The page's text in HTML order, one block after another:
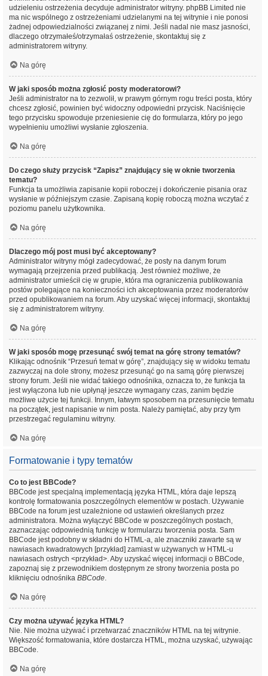
udzieleniu ostrzeżenia decyduje administrator witryny. phpBB Limited nie
ma nic wspólnego z ostrzeżeniami udzielanymi na tej witrynie i nie ponosi
żadnej odpowiedzialności związanej z nimi. Jeśli nadal nie masz jasności,
dlaczego otrzymałeś/otrzymałaś ostrzeżenie, skontaktuj się z
administratorem witryny.
Na górę
W jaki sposób można zgłosić posty moderatorowi?
Jeśli administrator na to zezwolił, w prawym górnym rogu treści posta, który
chcesz zgłosić, powinien być widoczny odpowiedni przycisk. Naciśnięcie
tego przycisku spowoduje przeniesienie cię do formularza, który po jego
wypełnieniu umożliwi wysłanie zgłoszenia.
Na górę
Do czego służy przycisk “Zapisz” znajdujący się w oknie tworzenia
tematu?
Funkcja ta umożliwia zapisanie kopii roboczej i dokończenie pisania oraz
wysłanie w późniejszym czasie. Zapisaną kopię roboczą można wczytać z
poziomu panelu użytkownika.
Na górę
Dlaczego mój post musi być akceptowany?
Administrator witryny mógł zadecydować, że posty na danym forum
wymagają przejrzenia przed publikacją. Jest również możliwe, że
administrator umieścił cię w grupie, która ma ograniczenia publikowania
postów polegające na konieczności ich akceptowania przez moderatorów
przed opublikowaniem na forum. Aby uzyskać więcej informacji, skontaktuj
się z administratorem witryny.
Na górę
W jaki sposób mogę przesunąć swój temat na górę strony tematów?
Klikając odnośnik “Przesuń temat w górę”, znajdujący się w widoku tematu
zazwyczaj na dole strony, możesz przesunąć go na samą górę pierwszej
strony forum. Jeśli nie widać takiego odnośnika, oznacza to, że funkcja ta
jest wyłączona lub nie upłynął jeszcze wymagany czas, zanim będzie
możliwe użycie tej funkcji. Innym, łatwym sposobem na przesunięcie tematu
na początek, jest napisanie w nim posta. Należy pamiętać, aby przy tym
przestrzegać regulaminu witryny.
Na górę
Formatowanie i typy tematów
Co to jest BBCode?
BBCode jest specjalną implementacją języka HTML, która daje lepszą
kontrolę formatowania poszczególnych elementów w postach. Używanie
BBCode na forum jest uzależnione od ustawień określanych przez
administratora. Można wyłączyć BBCode w poszczególnych postach,
zaznaczając odpowiednią funkcję w formularzu tworzenia posta. Sam
BBCode jest podobny w składni do HTML-a, ale znaczniki zawarte są w
nawiasach kwadratowych [przykład] zamiast w używanych w HTML-u
nawiasach ostrych <przykład>. Aby uzyskać więcej informacji o BBCode,
zapoznaj się z przewodnikiem dostępnym ze strony tworzenia posta po
kliknięciu odnośnika BBCode.
Na górę
Czy można używać języka HTML?
Nie. Nie można używać i przetwarzać znaczników HTML na tej witrynie.
Większość formatowania, które dostarcza HTML, można uzyskać, używając
BBCode.
Na górę